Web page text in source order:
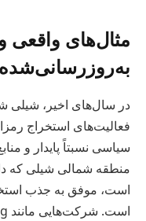
مثال‌های واقعی
به‌روزرسانی‌شده 2025
در سال‌های اخیر، شیلی
فعالیت‌های استخراج
سیاسی نسبتاً پایدار و
منطقه شمالی شیلی که
است، موفق به جذب